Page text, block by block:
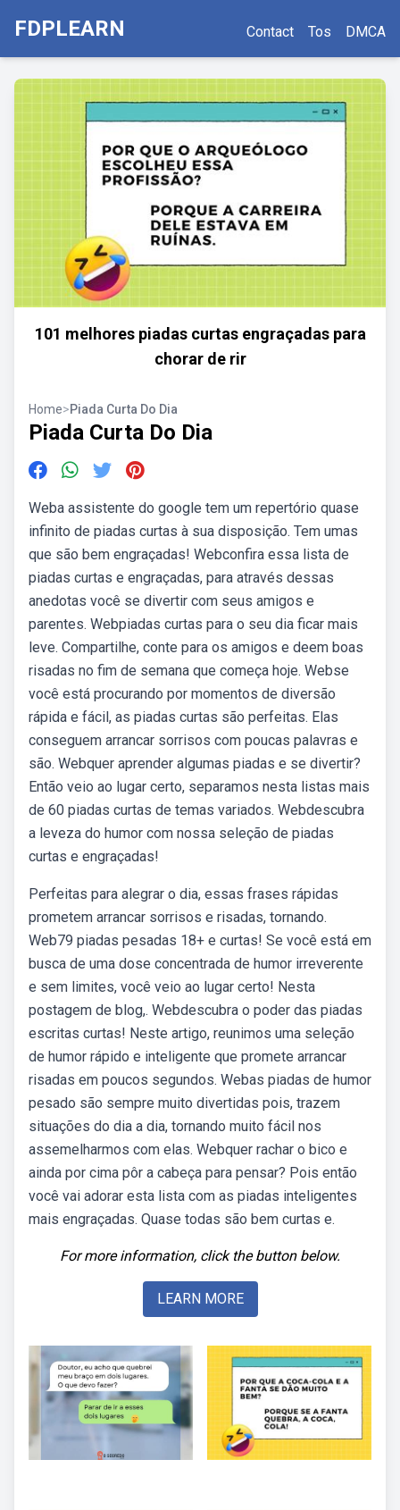
FDPLEARN Contact Tos DMCA
101 melhores piadas curtas engraçadas para
chorar de rir
Home>Piada Curta Do Dia
Piada Curta Do Dia
Weba assistente do google tem um repertório quase
infinito de piadas curtas à sua disposição. Tem umas
que são bem engraçadas! Webconfira essa lista de
piadas curtas e engraçadas, para através dessas
anedotas você se divertir com seus amigos e
parentes. Webpiadas curtas para o seu dia ficar mais
leve. Compartilhe, conte para os amigos e deem boas
risadas no fim de semana que começa hoje. Webse
você está procurando por momentos de diversão
rápida e fácil, as piadas curtas são perfeitas. Elas
conseguem arrancar sorrisos com poucas palavras e
são. Webquer aprender algumas piadas e se divertir?
Então veio ao lugar certo, separamos nesta listas mais
de 60 piadas curtas de temas variados. Webdescubra
a leveza do humor com nossa seleção de piadas
curtas e engraçadas!
Perfeitas para alegrar o dia, essas frases rápidas
prometem arrancar sorrisos e risadas, tornando.
Web79 piadas pesadas 18+ e curtas! Se você está em
busca de uma dose concentrada de humor irreverente
e sem limites, você veio ao lugar certo! Nesta
postagem de blog,. Webdescubra o poder das piadas
escritas curtas! Neste artigo, reunimos uma seleção
de humor rápido e inteligente que promete arrancar
risadas em poucos segundos. Webas piadas de humor
pesado são sempre muito divertidas pois, trazem
situações do dia a dia, tornando muito fácil nos
assemelharmos com elas. Webquer rachar o bico e
ainda por cima pôr a cabeça para pensar? Pois então
você vai adorar esta lista com as piadas inteligentes
mais engraçadas. Quase todas são bem curtas e.
For more information, click the button below.
LEARN MORE